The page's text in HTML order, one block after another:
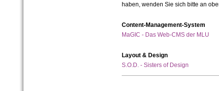
haben, wenden Sie sich bitte an
Content-Management-System
MaGIC - Das Web-CMS der MLU
Layout & Design
S.O.D. - Sisters of Design